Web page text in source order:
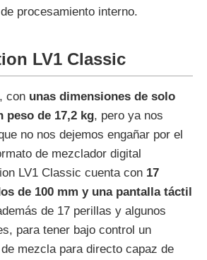
procesamiento interno.
LV1 Classic
con unas dimensiones de solo
peso de 17,2 kg, pero ya nos
no nos dejemos engañar por el
de mezclador digital
LV1 Classic cuenta con 17
de 100 mm y una pantalla táctil
de 17 perillas y algunos
para tener bajo control un
mezcla para directo capaz de